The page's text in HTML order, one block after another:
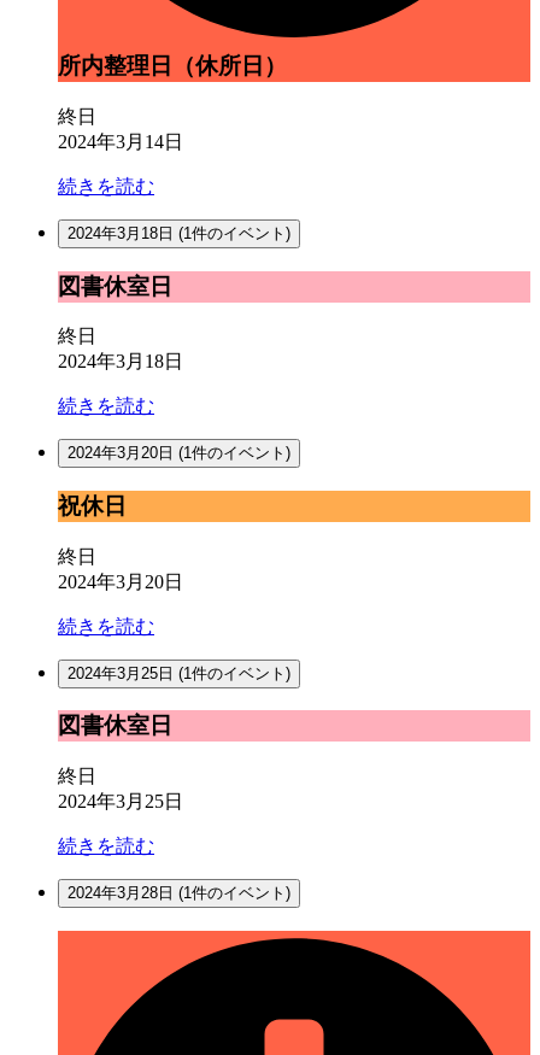
所内整理日（休所日）
終日
2024年3月14日
続きを読む
2024年3月18日 (1件のイベント)
図
書
休
室
図書休室日
終日
2024年3月18日
続きを読む
2024年3月20日 (1件のイベント)
祝
休
日
祝休日
終日
2024年3月20日
続きを読む
2024年3月25日 (1件のイベント)
図
書
休
室
図書休室日
終日
2024年3月25日
続きを読む
2024年3月28日 (1件のイベント)